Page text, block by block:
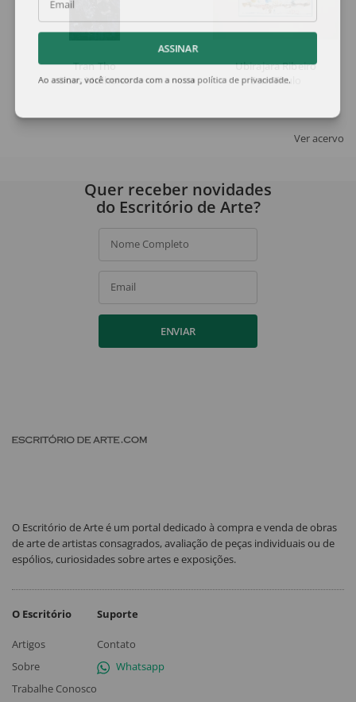
Tran Tho
Duas Mulheres
Ubirajara Ribeiro
Sem Título
Ver acervo
Email
ASSINAR
Ao assinar, você concorda com a nossapolítica de privacidade
Quer receber novidades
do Escritório de Arte?
Nome Completo
Email
ENVIAR
O Escritório de Arte é um portal dedicado à compra e venda de obras
de arte de artistas consagrados, avaliação de peças individuais ou de
espólios, curiosidades sobre artes e exposições.
O Escritório
Artigos
Sobre
Trabalhe Conosco
Suporte
Contato
Whatsapp